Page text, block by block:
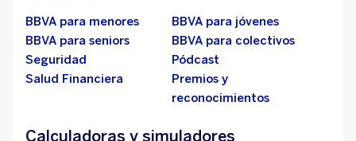
BBVA para menores
BBVA para jóvenes
BBVA para seniors
BBVA para colectivos
Seguridad
Pódcast
Salud Financiera
Premios y
reconocimientos
Calculadoras y simuladores